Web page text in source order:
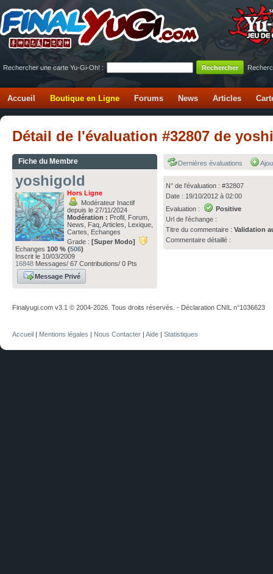
Rechercher une carte Yu-Gi-Oh! :
Accueil Boutique en Ligne Forums News Articles
Détail de l'évaluation #32807 de
Fiche du Membre
yoshigold
Hors Ligne
Modérateur Inactif
depuis le 27/11/2024
Modération : Profil, Forum,
News, Faq, Articles, Lexique,
Cartes, Echanges
Grade : [Super Modo]
Echanges 100 % (506)
Inscrit le 10/03/2009
16848 Messages/ 67 Contributions/ 0 Pts
Message Privé
Dernières évaluations
N° de l'évaluation : #32807
Date : 19/10/2012 à 02:00
Evaluation :
Positive
Url de l'échange :
Titre du commentaire :Validation
Commentaire détaillé :
Finalyugi.com v3.1 © 2004-2026. Tous droits réservés. - Déclaration CNIL n°1036623
Accueil | Mentions légales | Nous Contacter | Aide | Statistiques